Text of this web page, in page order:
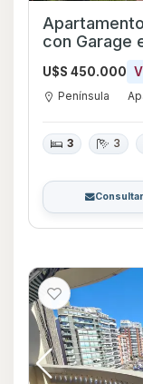
con
U$S 450.000
Península
3 3
Consultar